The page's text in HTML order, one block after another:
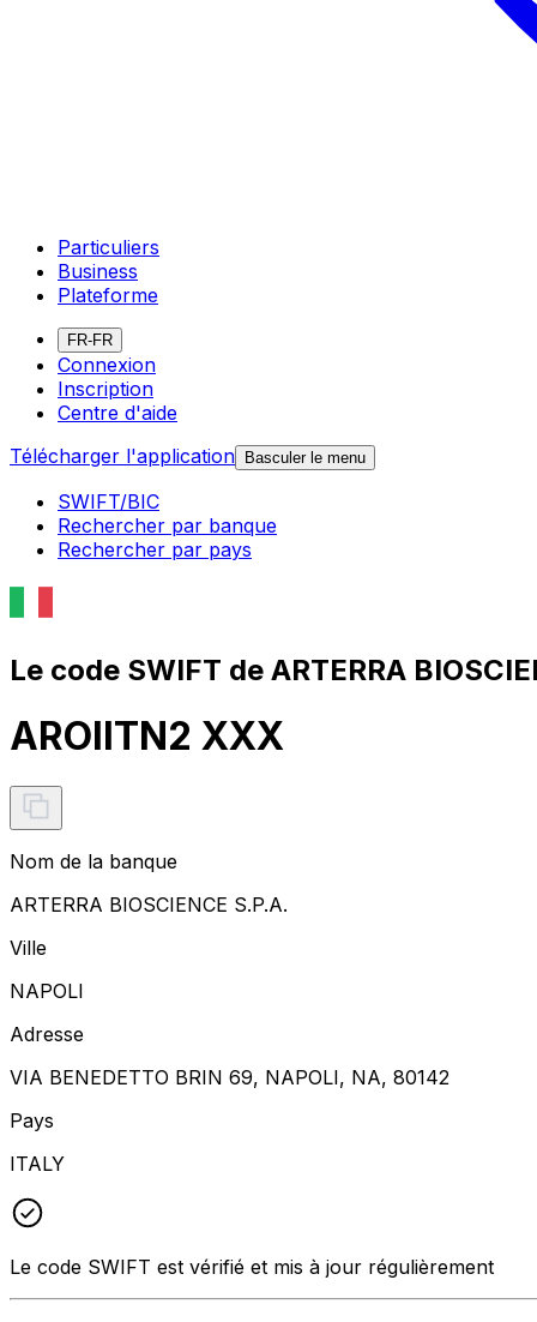
Particuliers
Business
Plateforme
FR-FR
Connexion
Inscription
Centre d'aide
Télécharger l'application Basculer le menu
SWIFT/BIC
Rechercher par banque
Rechercher par pays
Le code SWIFT de ARTERRA
AROIITN2 XXX
Nom de la banque
ARTERRA BIOSCIENCE S.P.A.
Ville
NAPOLI
Adresse
VIA BENEDETTO BRIN 69, NAPOLI, NA, 80142
Pays
ITALY
Le code SWIFT est vérifié et mis à jour régulièrement